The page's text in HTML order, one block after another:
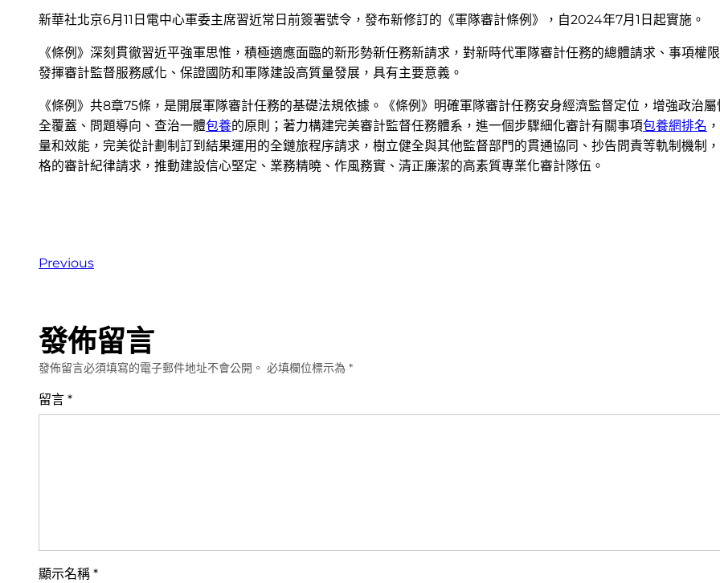
新華社北京6月11日電中心軍委主席習近常日前簽署號令，發布新修訂的《軍隊審計條例》，自2024年7月1日起實施。
《條例》深刻貫徹習近平強軍思惟，積極適應面臨的新形勢新任務新請求，對新時代軍隊審計任務的總體請求、事項權
發揮審計監督服務感化、保證國防和軍隊建設高質量發展，具有主要意義。
《條例》共8章75條，是開展軍隊審計任務的基礎法規依據。《條例》明確軍隊審計任務安身經濟監督定位，增強政治
全覆蓋、問題導向、查治一體包養的原則；著力構建完美審計監督任務體系，進一個步驟細化審計有關事項包養網排名
量和效能，完美從計劃制訂到結果運用的全鏈旅程序請求，樹立健全與其他監督部門的貫通協同、抄告問責等軌制機制
格的審計紀律請求，推動建設信心堅定、業務精曉、作風務實、清正廉潔的高素質專業化審計隊伍。
Previous
發佈留言
發佈留言必須填寫的電子郵件地址不會公開。 必填欄位標示為 *
留言 *
顯示名稱 *